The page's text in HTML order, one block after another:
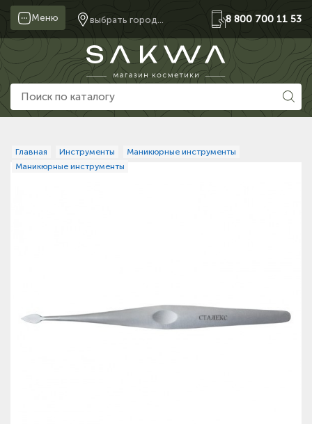
Меню выбрать город... 8 800 700 11 53
Главная Инструменты
Маникюрные инструменты
Маникюрные инструменты